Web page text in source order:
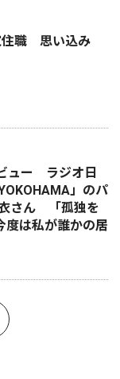
住職 思い込み
ュー ラジオ日
」のパ
さん 「孤独を
度は私が誰かの居